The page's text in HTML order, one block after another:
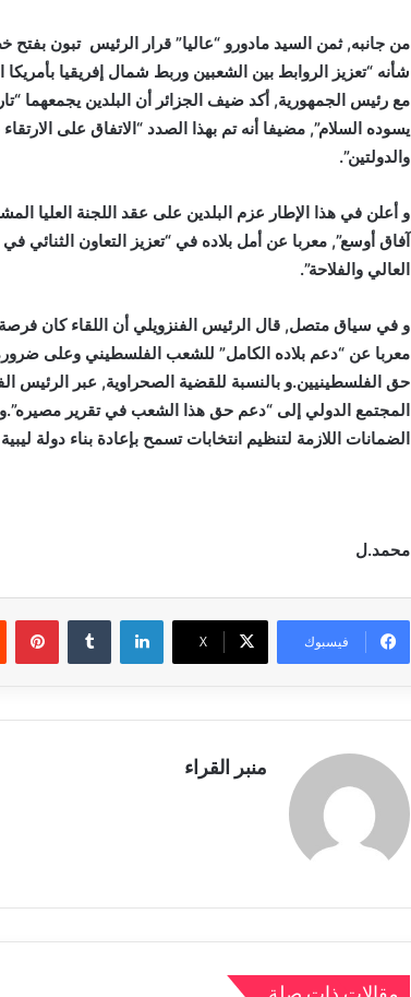
من جانبه, ثمن السيد مادورو “عاليا” قرار الرئيس تبون
شأنه “تعزيز الروابط بين الشعبين وربط شمال إفريقيا
مع رئيس الجمهورية, أكد ضيف الجزائر أن البلدين يجمعهما
يسوده السلام”, مضيفا أنه تم بهذا الصدد “الاتفاق على
والدولتين”.
و أعلن في هذا الإطار عزم البلدين على عقد اللجنة العليا
آفاق أوسع”, معربا عن أمل بلاده في “تعزيز التعاون الثنائي
العالي والفلاحة”.
و في سياق متصل, قال الرئيس الفنزويلي أن اللقاء كان
معربا عن “دعم بلاده الكامل” للشعب الفلسطيني وعلى ضرورة
حق الفلسطينيين.و بالنسبة للقضية الصحراوية, عبر الرئيس
المجتمع الدولي إلى “دعم حق هذا الشعب في تقرير
الضمانات اللازمة لتنظيم انتخابات تسمح بإعادة بناء دولة
محمد.ل
فيسبوك X
لينكدإن
منبر القراء